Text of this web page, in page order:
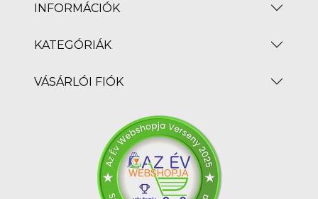
INFORMÁCIÓK
KATEGÓRIÁK
VÁSÁRLÓI FIÓK